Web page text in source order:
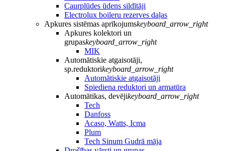
Caurplūdes ūdens sildītāji
Electrolux boileru rezerves daļas
Apkures sistēmas aprīkojumskeyboard_arrow_right
Apkures kolektori un
grupaskeyboard_arrow_right
MIK
Automātiskie atgaisotāji,
sp.reduktorikeyboard_arrow_right
Automātiskie atgaisotāji
Spiediena reduktori un armatūra
Automātikas, devējikeyboard_arrow_right
Tech
Danfoss
Acaso, Watts, Icma
Plum
Tech Sinum Gudrā māja